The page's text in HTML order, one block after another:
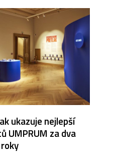
ukazuje nejlepší
UMPRUM za dva
roky